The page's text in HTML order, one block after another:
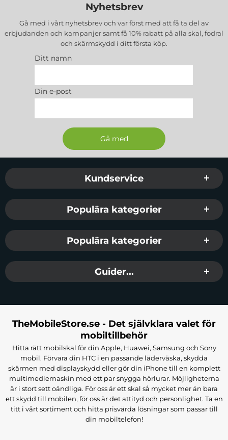
Nyhetsbrev
Gå med i vårt nyhetsbrev och var först med att få ta del av
erbjudanden och kampanjer samt få 10% rabatt på alla skal, fodral
och skärmskydd i ditt första köp.
Ditt namn
Din e-post
Sidfot Blandad info och länkar
Kundservice
Populära kategorier
Populära kategorier
Guider...
TheMobileStore.se - Det självklara valet för
mobiltillbehör
Hitta rätt mobilskal för din Apple, Huawei, Samsung och Sony
mobil. Förvara din HTC i en passande läderväska, skydda
skärmen med displayskydd eller gör din iPhone till en komplett
multimediemaskin med ett par snygga hörlurar. Möjligheterna
är i stort sett oändliga. För oss är ett skal så mycket mer än bara
ett skydd till mobilen, för oss är det attityd och personlighet. Ta en
titt i vårt sortiment och hitta prisvärda lösningar som passar till
din mobiltelefon!